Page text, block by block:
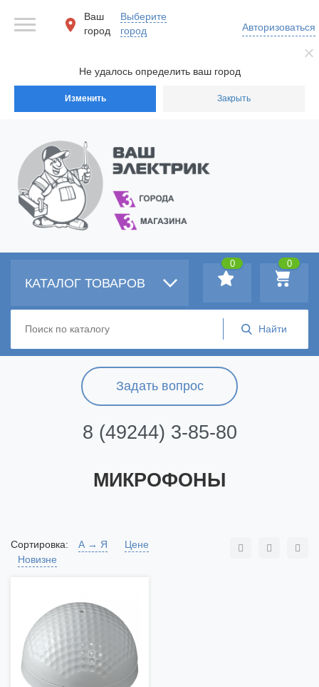
Не удалось определить ваш город
Изменить Закрыть
Ваш
город
Выберите
город
Авторизоваться
Задать вопрос
8 (49244) 3-85-80
КАТАЛОГ ТОВАРОВ
0
0
МИКРОФОНЫ
Сортировка: А → Я
Цене
Новизне